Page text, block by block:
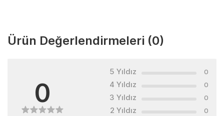
Ürün Değerlendirmeleri (0)
0
5 Yıldız 0
4 Yıldız 0
3 Yıldız 0
2 Yıldız 0